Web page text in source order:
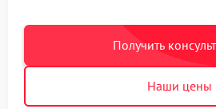
Получить
Наши цены